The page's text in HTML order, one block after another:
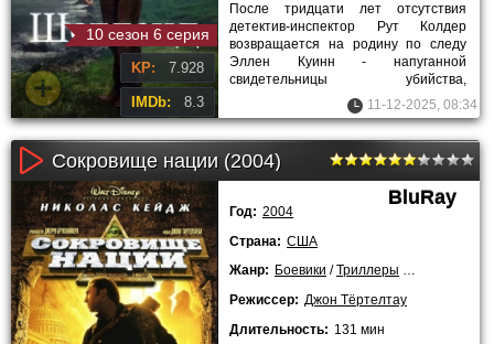
10 сезон 6 серия
KP: 7.928
IMDb: 8.3
После тридцати лет отсутствия
детектив-инспектор Рут Колдер
возвращается на родину по следу
Эллен Куинн - напуганной
свидетельницы убийства,
совершенного лондонскими
бандитами. В Лервике
11-12-2025, 08:34
Сокровище нации (2004)
BluRay
Год: 2004
Страна: США
Жанр: Боевики /Триллеры Детективы
Режиссер: Джон Тёртелтау
Длительность: 131 мин